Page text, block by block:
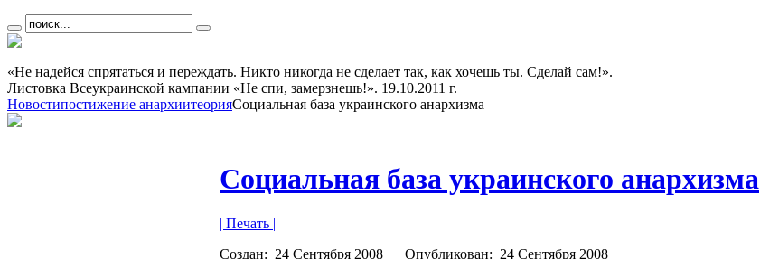
«Не надейся спрятаться и переждать. Никто никогда не сделает так, как хочешь ты. Сделай сам!».
Листовка Всеукраинской кампании «Не спи, замерзнешь!». 19.10.2011 г.
Новостипостижение анархиитеорияСоциальная база украинского анархизма
Социальная база украинского анархизма
| Печать |
Создан: 24 Сентября 2008 Опубликован: 24 Сентября 2008